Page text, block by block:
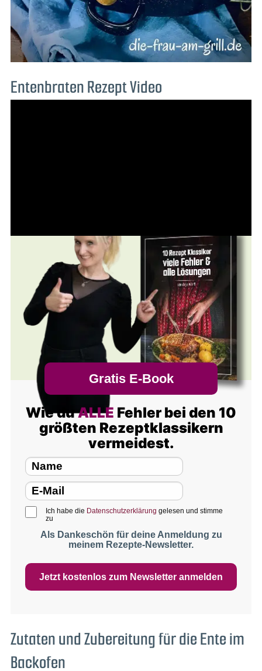
Entenbraten Rezept Video
Gratis E-Book
Wie duALLE Fehler bei den 10
größten Rezeptklassikern
vermeidest.
Ich habe die Datenschutzerklärung gelesen und stimme
zu
Als Dankeschön für deine Anmeldung zu
meinem Rezepte-Newsletter.
Jetzt kostenlos zum Newsletter anmelden
Zutaten und Zubereitung für die Ente im
Backofen